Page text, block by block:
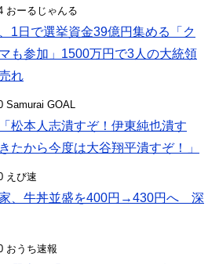
おーるじゃんる
1日で選挙資金39億円集める「ク
も参加」1500万円で3人の大統領
れ
Samurai GOAL
松本人志潰すぞ！伊東純也潰す
たから今度は大谷翔平潰すぞ！」
えび速
家、牛丼並盛を400円→430円へ 深
おうち速報